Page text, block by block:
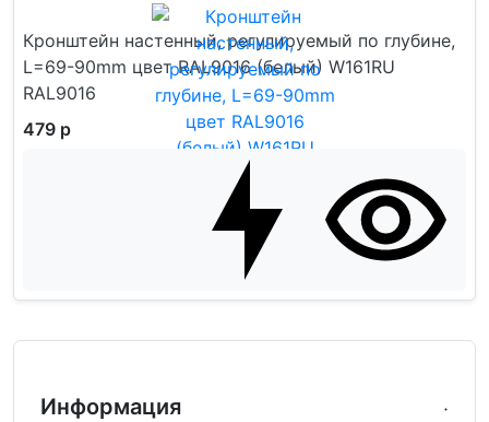
Кронштейн настенный, регулируемый по глубине,
L=69-90mm цвет RAL9016 (белый) W161RU
RAL9016
479 р
Информация